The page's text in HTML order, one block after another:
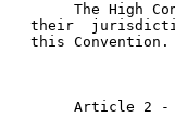
The High
their
this Convention.
Article 2